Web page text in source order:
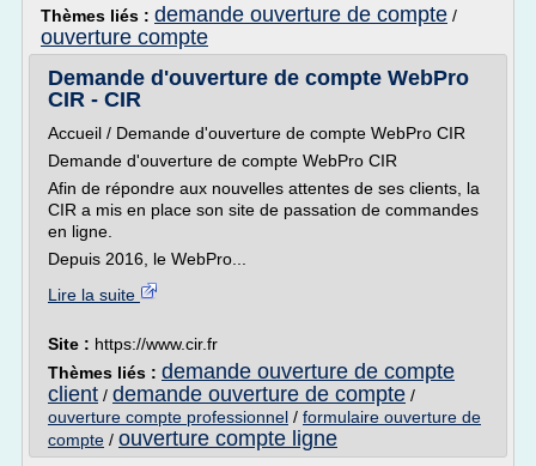
Thèmes liés : demande ouverture de compte /
ouverture compte
Demande d'ouverture de compte WebPro
CIR - CIR
Accueil / Demande d'ouverture de compte WebPro CIR
Demande d'ouverture de compte WebPro CIR
Afin de répondre aux nouvelles attentes de ses clients, la
CIR a mis en place son site de passation de commandes
en ligne.
Depuis 2016, le WebPro...
Lire la suite
Site : https://www.cir.fr
Thèmes liés : demande ouverture de compte
client / demande ouverture de compte /
ouverture compte professionnel / formulaire ouverture de
compte / ouverture compte ligne